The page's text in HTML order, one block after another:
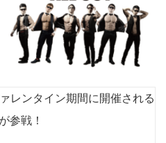
レンタイン期間に開催される
参戦！